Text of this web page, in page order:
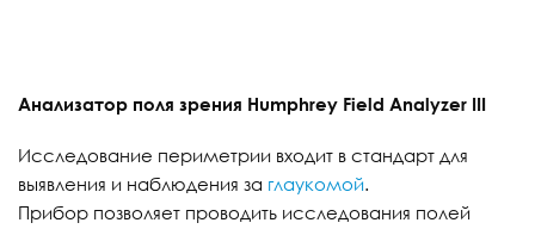
Анализатор поля зрения Humphrey Field Analyzer III
Исследование периметрии входит в стандарт для
выявления и наблюдения за глаукомой.
Прибор позволяет проводить исследования полей